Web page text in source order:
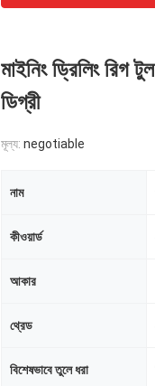
মাইনিং ড্রিলিং রিগ
ডিগ্রী
মূল্য: negotiable
নাম
কীওয়ার্ড
আকার
থ্রেড
বিশেষভাবে তুলে ধরা